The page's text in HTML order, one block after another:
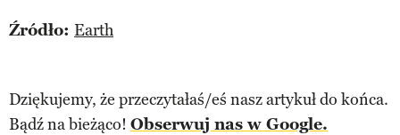
Źródło: Earth
Dziękujemy, że przeczytałaś/eś nasz artykuł do końca.
Bądź na bieżąco! Obserwuj nas w Google.